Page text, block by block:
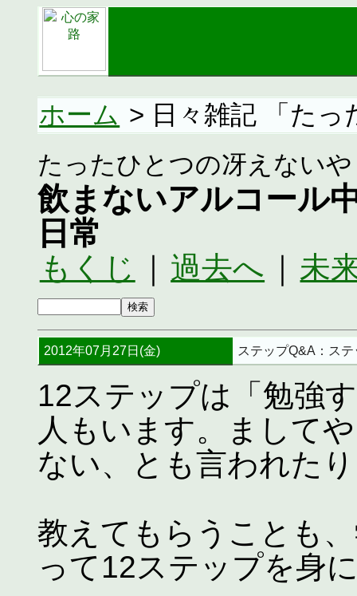
ホーム > 日々雑記 「た
たったひとつの冴えない
飲まないアルコール
日常
もくじ 過去へ 未
2012年07月27日(金) ステップQ&A：ステ
12ステップは「勉強
人もいます。まして
ない、とも言われた
教えてもらうことも
って12ステップを身